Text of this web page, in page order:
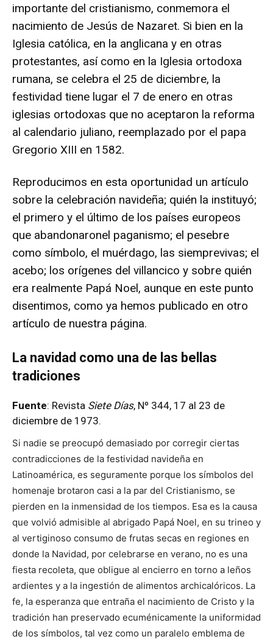
importante del cristianismo, conmemora el
nacimiento de Jesús de Nazaret. Si bien en la
Iglesia católica, en la anglicana y en otras
protestantes, así como en la Iglesia ortodoxa
rumana, se celebra el 25 de diciembre, la
festividad tiene lugar el 7 de enero en otras
iglesias ortodoxas que no aceptaron la reforma
al calendario juliano, reemplazado por el papa
Gregorio XIII en 1582.
Reproducimos en esta oportunidad un artículo
sobre la celebración navideña; quién la instituyó;
el primero y el último de los países europeos
que abandonaronel paganismo; el pesebre
como símbolo, el muérdago, las siemprevivas; el
acebo; los orígenes del villancico y sobre quién
era realmente Papá Noel, aunque en este punto
disentimos, como ya hemos publicado en otro
artículo de nuestra página.
La navidad como una de las bellas
tradiciones
Fuente: Revista Siete Días, Nº 344, 17 al 23 de
diciembre de 1973.
Si nadie se preocupó demasiado por corregir ciertas
contradicciones de la festividad navideña en
Latinoamérica, es seguramente porque los símbolos del
homenaje brotaron casi a la par del Cristianismo, se
pierden en la inmensidad de los tiempos. Esa es la causa
que volvió admisible al abrigado Papá Noel, en su trineo y
al vertiginoso consumo de frutas secas en regiones en
donde la Navidad, por celebrarse en verano, no es una
fiesta recoleta, que obligue al encierro en torno a leños
ardientes y a la ingestión de alimentos archicalóricos. La
fe, la esperanza que entraña el nacimiento de Cristo y la
tradición han preservado ecuménicamente la uniformidad
de los símbolos, tal vez como un paralelo emblema de